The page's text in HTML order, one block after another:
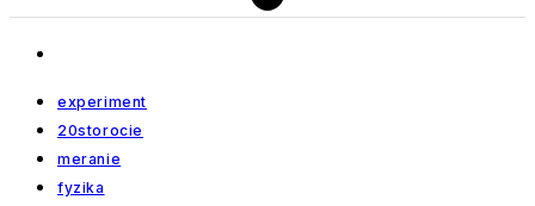
experiment
20storocie
meranie
fyzika